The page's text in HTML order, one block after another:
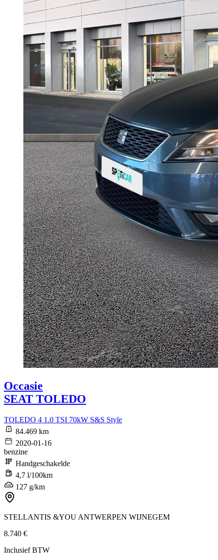
Occasie
SEAT TOLEDO
TOLEDO 4 1.0 TSI 70kW S&S Style
84.469 km
2020-01-16
benzine
Handgeschakelde
4,7 l/100km
127 g/km
STELLANTIS &YOU ANTWERPEN WIJNEGEM
8.740 €
Inclusief BTW